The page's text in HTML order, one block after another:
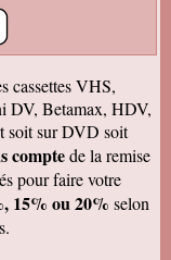
la veille
de
avec ses
vous ferai
Je vous
de
!
cassettes VHS,
DV, Betamax, HDV,
soit sur DVD soit
comptede la remise
pour faire votre
15% ou 20% selon